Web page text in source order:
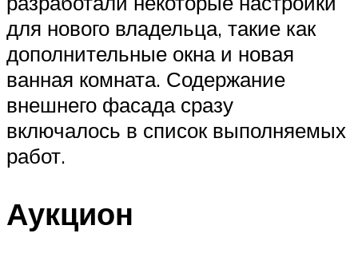
для нового владельца, такие как
дополнительные окна и новая
ванная комната. Содержание
внешнего фасада сразу
включалось в список выполняемых
работ.
Аукцион